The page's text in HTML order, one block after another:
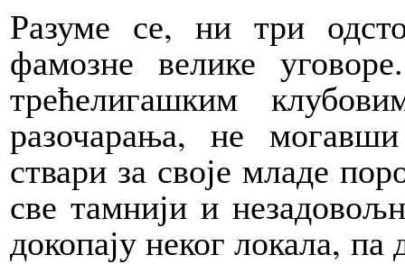
Разуме се, ни три
фамозне велике
трећелигашким
разочарања, не
ствари за своје младе
све тамнији и
докопају неког локала,